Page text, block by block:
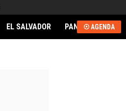
EL SALVADOR PANAMÁAGENDA